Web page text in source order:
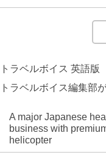
トラベルボイス 英語版
トラベルボイス編集部
A major Japanese
business with
helicopter